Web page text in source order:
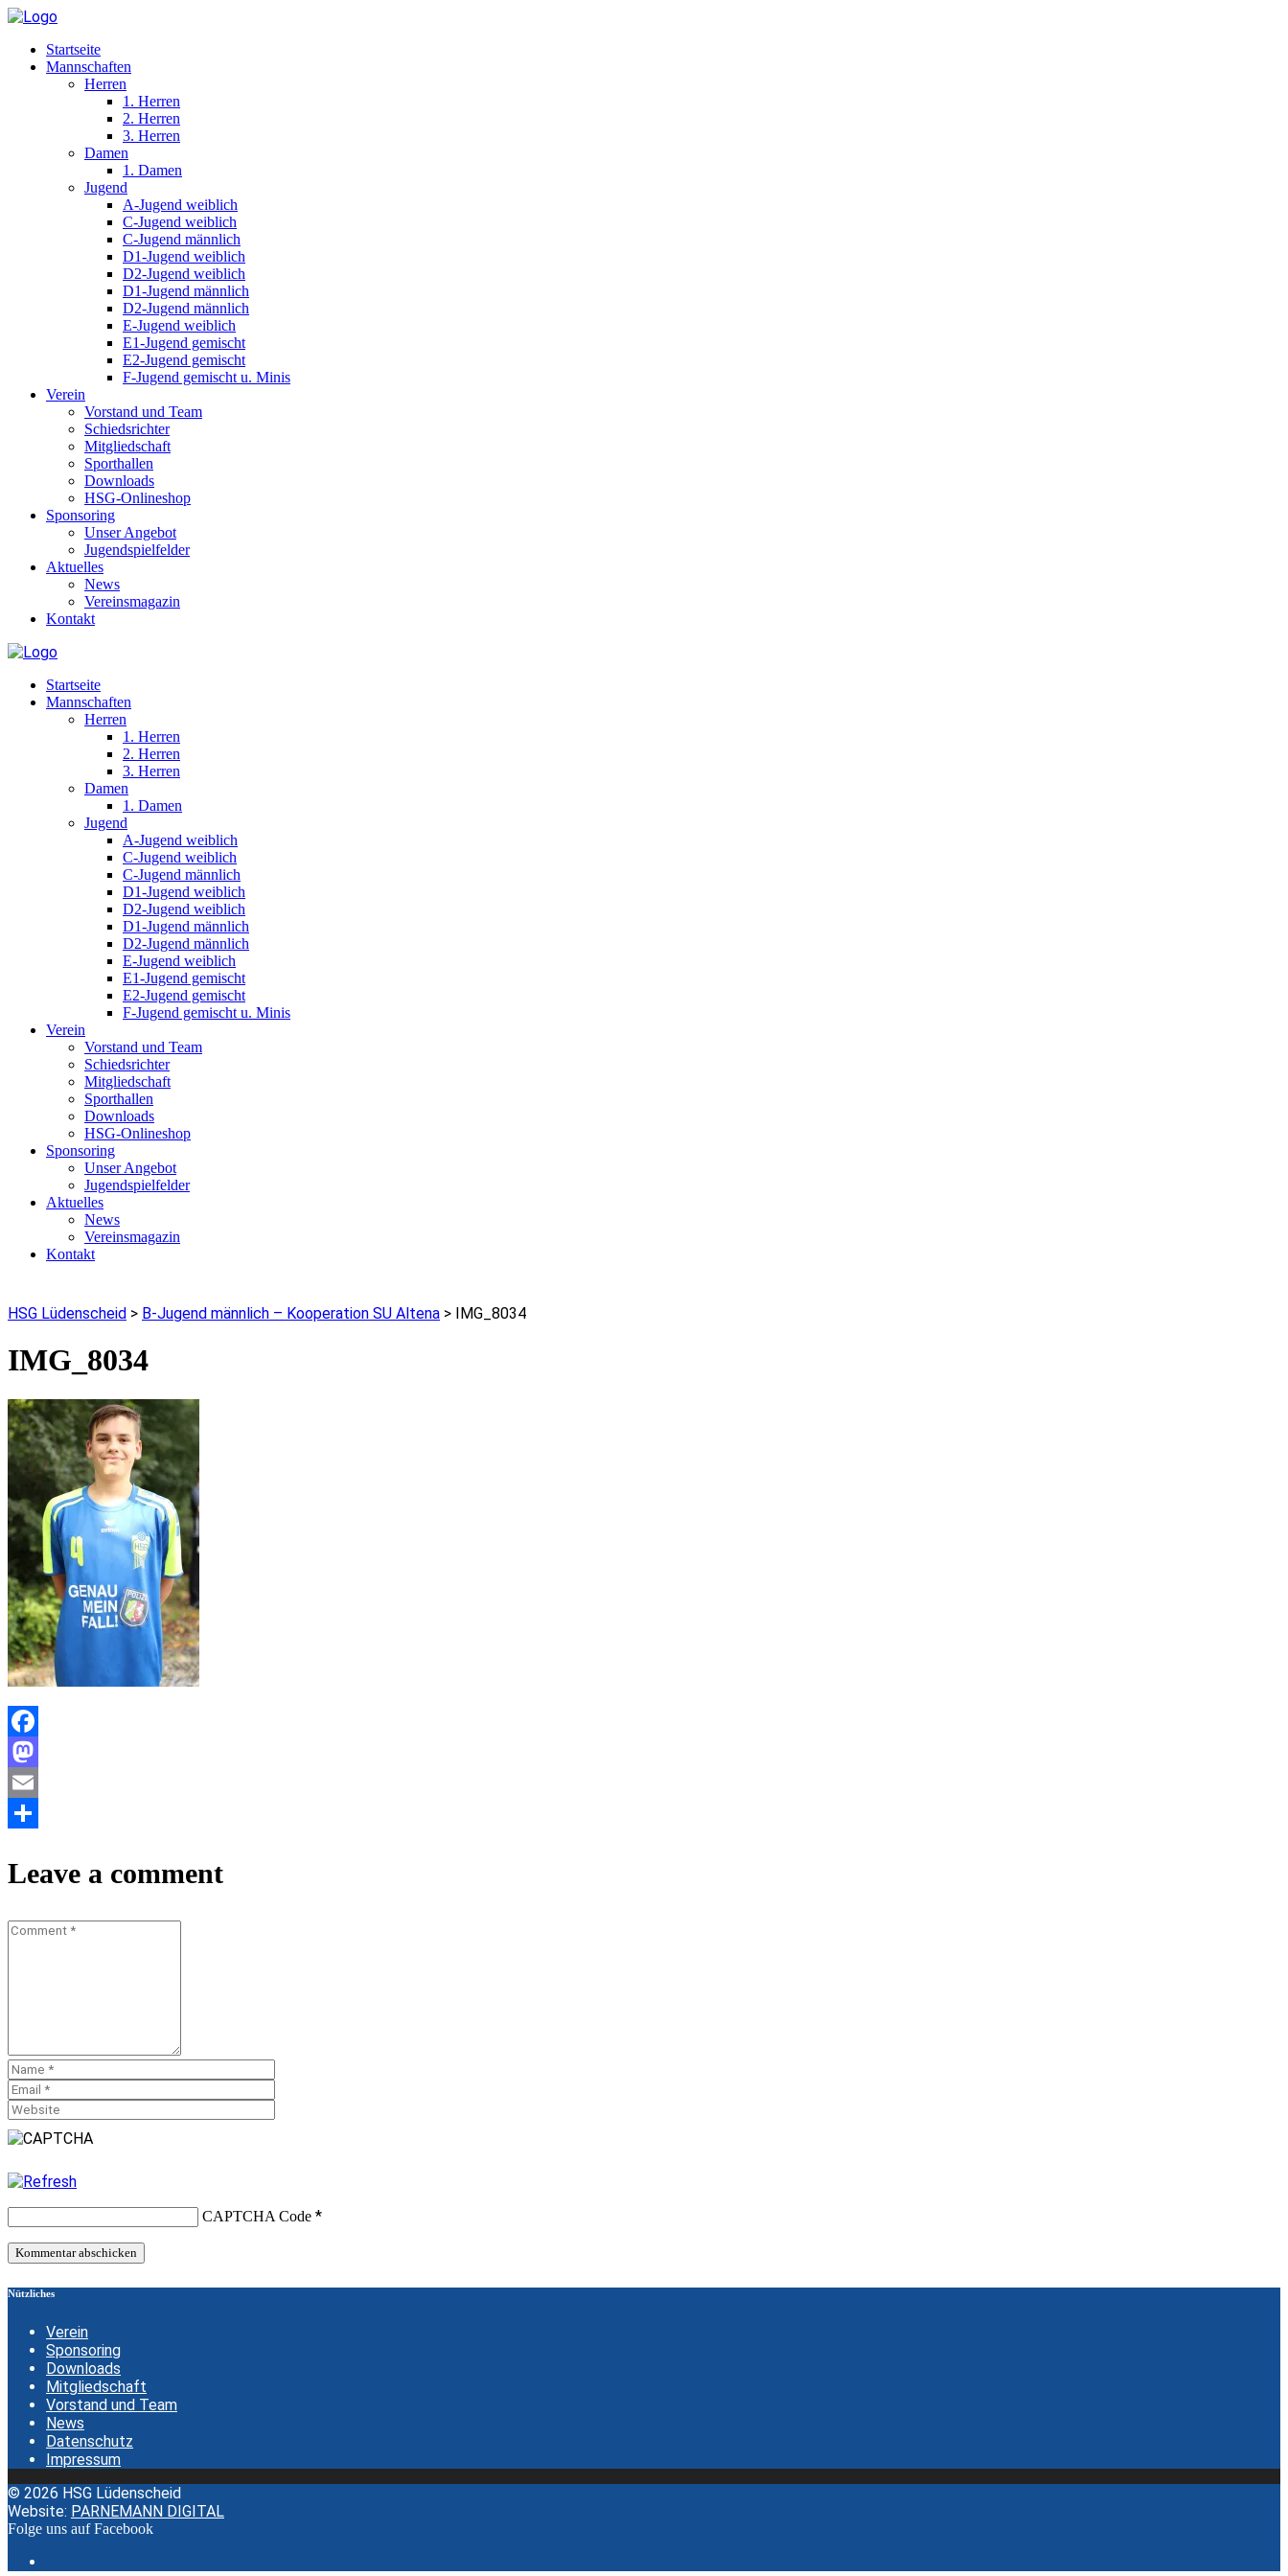
Startseite
Mannschaften
Herren
1. Herren
2. Herren
3. Herren
Damen
1. Damen
Jugend
A-Jugend weiblich
C-Jugend weiblich
C-Jugend männlich
D1-Jugend weiblich
D2-Jugend weiblich
D1-Jugend männlich
D2-Jugend männlich
E-Jugend weiblich
E1-Jugend gemischt
E2-Jugend gemischt
F-Jugend gemischt u. Minis
Verein
Vorstand und Team
Schiedsrichter
Mitgliedschaft
Sporthallen
Downloads
HSG-Onlineshop
Sponsoring
Unser Angebot
Jugendspielfelder
Aktuelles
News
Vereinsmagazin
Kontakt
Startseite
Mannschaften
Herren
1. Herren
2. Herren
3. Herren
Damen
1. Damen
Jugend
A-Jugend weiblich
C-Jugend weiblich
C-Jugend männlich
D1-Jugend weiblich
D2-Jugend weiblich
D1-Jugend männlich
D2-Jugend männlich
E-Jugend weiblich
E1-Jugend gemischt
E2-Jugend gemischt
F-Jugend gemischt u. Minis
Verein
Vorstand und Team
Schiedsrichter
Mitgliedschaft
Sporthallen
Downloads
HSG-Onlineshop
Sponsoring
Unser Angebot
Jugendspielfelder
Aktuelles
News
Vereinsmagazin
Kontakt
HSG Lüdenscheid > B-Jugend männlich – Kooperation SU Altena > IMG_8034
IMG_8034
Facebook
Mastodon
Email
Leave a comment
CAPTCHA Code *
Nützliches
Verein
Sponsoring
Downloads
Mitgliedschaft
Vorstand und Team
News
Datenschutz
Impressum
© 2026 HSG Lüdenscheid
Website: PARNEMANN DIGITAL
Folge uns auf Facebook